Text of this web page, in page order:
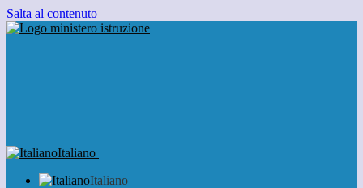
Salta al contenuto
Italiano
Italiano